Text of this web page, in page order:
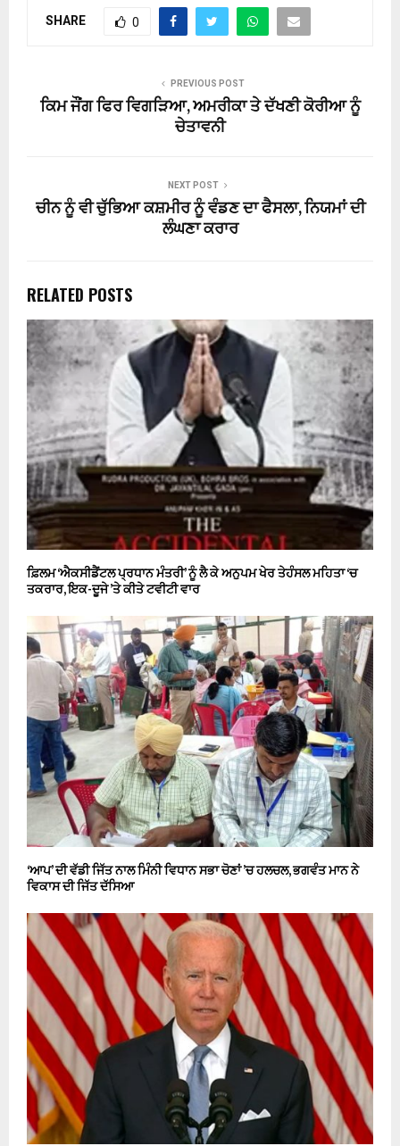
SHARE 0
PREVIOUS POST
ਕਿਮ ਜੌਂਗ ਫਿਰ ਵਿਗੜਿਆ, ਅਮਰੀਕਾ ਤੇ ਦੱਖਣੀ ਕੋਰੀਆ ਨੂੰ
ਚੇਤਾਵਨੀ
NEXT POST
ਚੀਨ ਨੂੰ ਵੀ ਚੁੱਭਿਆ ਕਸ਼ਮੀਰ ਨੂੰ ਵੰਡਣ ਦਾ ਫੈਸਲਾ, ਨਿਯਮਾਂ ਦੀ
ਲੰਘਣਾ ਕਰਾਰ
RELATED POSTS
ਫ਼ਿਲਮ ‘ਐਕਸੀਡੈਂਟਲ ਪ੍ਰਧਾਨ ਮੰਤਰੀ’ ਨੂੰ ਲੈ ਕੇ ਅਨੁਪਮ ਖੇਰ ਤੇਹੰਸਲ ਮਹਿਤਾ ‘ਚ
ਤਕਰਾਰ, ਇਕ-ਦੂਜੇ ’ਤੇ ਕੀਤੇ ਟਵੀਟੀ ਵਾਰ
‘ਆਪ’ ਦੀ ਵੱਡੀ ਜਿੱਤ ਨਾਲ ਮਿੰਨੀ ਵਿਧਾਨ ਸਭਾ ਚੋਣਾਂ ’ਚ ਹਲਚਲ, ਭਗਵੰਤ ਮਾਨ ਨੇ
ਵਿਕਾਸ ਦੀ ਜਿੱਤ ਦੱਸਿਆ